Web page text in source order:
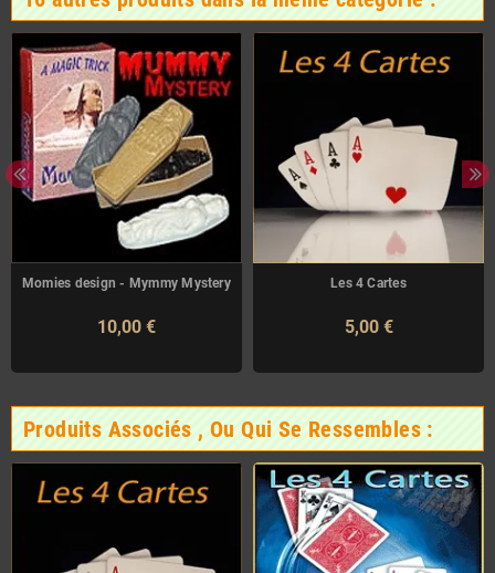
Momies design - Mymmy Mystery
10,00 €
Les 4 Cartes
5,00 €
Produits Associés , Ou Qui Se Ressembles :